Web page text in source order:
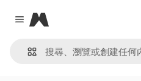
Close menu
Magnific